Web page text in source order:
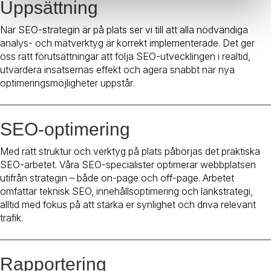
Uppsättning
När SEO-strategin är på plats ser vi till att alla nödvändiga
analys- och mätverktyg är korrekt implementerade. Det ger
oss rätt förutsättningar att följa SEO-utvecklingen i realtid,
utvärdera insatsernas effekt och agera snabbt när nya
optimeringsmöjligheter uppstår.
SEO-optimering
Med rätt struktur och verktyg på plats påbörjas det praktiska
SEO-arbetet. Våra SEO-specialister optimerar webbplatsen
utifrån strategin – både on-page och off-page. Arbetet
omfattar teknisk SEO, innehållsoptimering och länkstrategi,
alltid med fokus på att stärka er synlighet och driva relevant
trafik.
Rapportering